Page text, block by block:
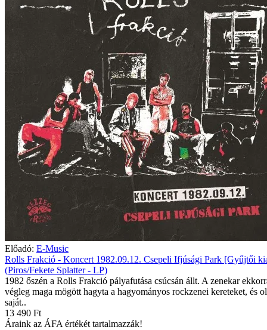
Előadó: E-Music
Rolls Frakció - Koncert 1982.09.12. Csepeli Ifjúsági Park [Gyűjtői
(Piros/Fekete Splatter - LP)
1982 őszén a Rolls Frakció pályafutása csúcsán állt. A zenekar
végleg maga mögött hagyta a hagyományos rockzenei kereteket, és
saját..
13 490 Ft
Áraink az ÁFA értékét tartalmazzák!